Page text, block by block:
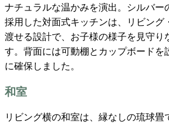
ナチュラルな温かみを演出。シルバー
採用した対面式キッチンは、リビング
渡せる設計で、お子様の様子を見守り
す。背面には可動棚とカップボードを
に確保しました。
和室
リビング横の和室は、縁なしの琉球